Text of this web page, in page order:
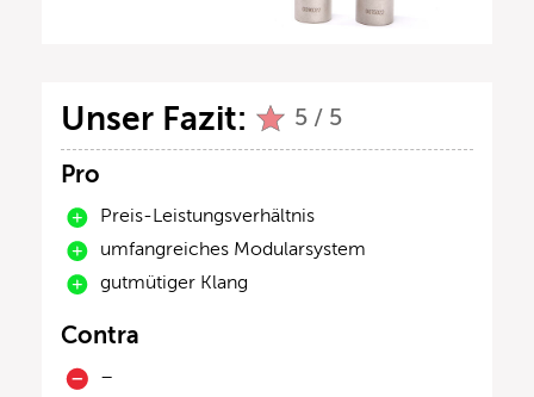
Unser Fazit: 5 / 5
Pro
Preis-Leistungsverhältnis
umfangreiches Modularsystem
gutmütiger Klang
Contra
–